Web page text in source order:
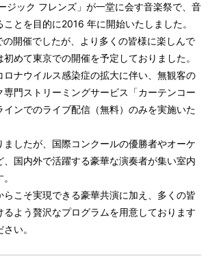
ジック フレンズ」が一堂に会す音楽祭で、音
とを目的に2016 年に開始いたしました。
開催でしたが、より多くの皆様に楽しんで
めて東京での開催を予定しておりました。
ロナウイルス感染症の拡大に伴い、無観客の
門ストリーミングサービス「カーテンコー
インでのライブ配信（無料）のみを実施いた
ましたが、国際コンクールの優勝者やオーケ
、国内外で活躍する豪華な演奏者が集い室内
こそ実現できる豪華共演に加え、多くの皆
よう贅沢なプログラムを用意しております
い。